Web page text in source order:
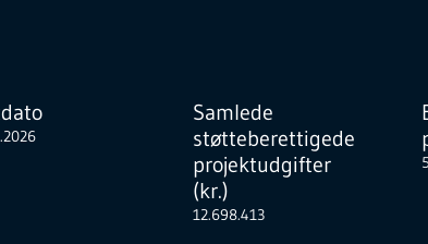
Samlede
støtteberettigede
projektudgifter
(kr.)
12.698.413